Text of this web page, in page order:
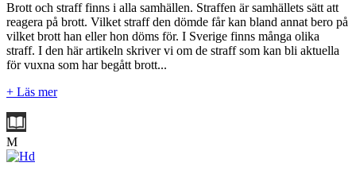
Brott och straff finns i alla samhällen. Straffen är samhällets sätt att
reagera på brott. Vilket straff den dömde får kan bland annat bero på
vilket brott han eller hon döms för. I Sverige finns många olika
straff. I den här artikeln skriver vi om de straff som kan bli aktuella
för vuxna som har begått brott...
+ Läs mer
M